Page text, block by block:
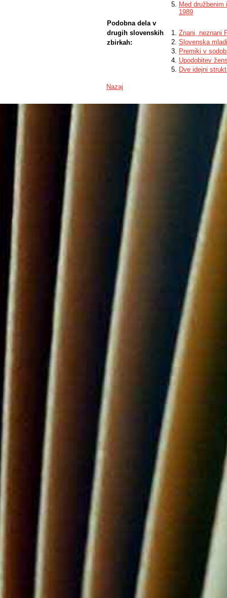
Med
1989
Podobna dela v
drugih slovenskih
zbirkah:
Znani, neznani
Slovenska
Premiki v
Upodobitev
Dve idejni
Nazaj